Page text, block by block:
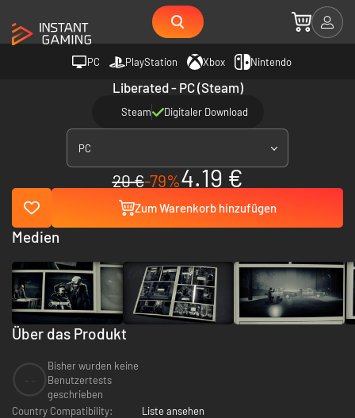
PC PlayStation Xbox Nintendo
Liberated - PC (Steam)
Steam Digitaler Download
PC
20 €-79%4.19 €
Zum Warenkorb hinzufügen
Über das Produkt
Bisher wurden keine
Benutzertests
geschrieben
Country Compatibility:
Liste ansehen
Medien